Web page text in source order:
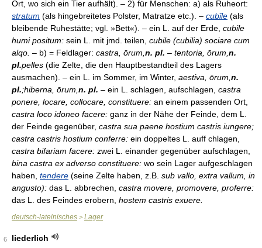
Ort, wo sich ein Tier aufhält). – 2) für Menschen: a) als Ruheort:
stratum (als hingebreitetes Polster, Matratze etc.). – cubīle (als
bleibende Ruhestätte; vgl. »Bett«). – ein L. auf der Erde, cubile
humi positum: sein L. mit jmd. teilen, cubile (cubilia) sociare cum
alqo. – b) = Feldlager: castra, ōrum, n. pl. – tentoria, ōrum, n.
pl.pelles (die Zelte, die den Hauptbestandteil des Lagers
ausmachen). – ein L. im Sommer, im Winter, aestiva, ōrum, n.
pl.;hiberna, ōrum, n. pl. – ein L. schlagen, aufschlagen, castra
ponere, locare, collocare, constituere: an einem passenden Ort,
castra loco idoneo facere: ganz in der Nähe der Feinde, dem L.
der Feinde gegenüber, castra sua paene hostium castris iungere;
castra castris hostium conferre: ein doppeltes L. auff chlagen,
castra bifariam facere: zwei L. einander gegenüber aufschlagen,
bina castra ex adverso constituere: wo sein Lager aufgeschlagen
haben, tendere (seine Zelte haben, z.B. sub vallo, extra vallum, in
angusto): das L. abbrechen, castra movere, promovere, proferre:
das L. des Feindes erobern, hostem castris exuere.
deutsch-lateinisches > Lager
6
liederlich